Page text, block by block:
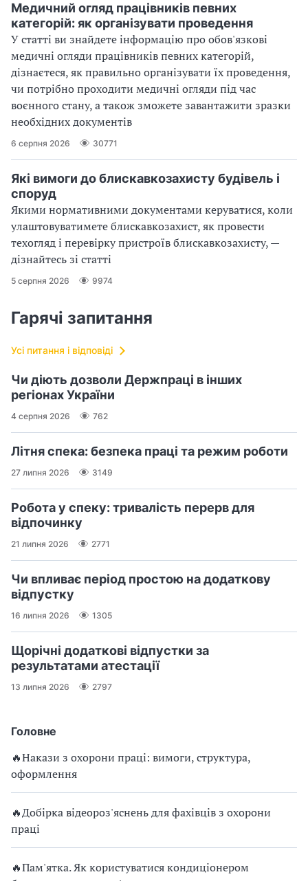
Головне
🔥Накази з охорони праці: вимоги, структура,
оформлення
🔥Добірка відеороз'яснень для фахівців з охорони
праці
🔥Пам'ятка. Як користуватися кондиціонером
Медичний огляд працівників певних
категорій: як організувати проведення
У статті ви знайдете інформацію про обов'язкові
медичні огляди працівників певних категорій,
дізнаєтеся, як правильно організувати їх проведення,
чи потрібно проходити медичні огляди під час
воєнного стану, а також зможете завантажити зразки
необхідних документів
6 серпня 2026 30771
Які вимоги до блискавкозахисту будівель і
споруд
Якими нормативними документами керуватися, коли
улаштовуватимете блискавкозахист, як провести
техогляд і перевірку пристроїв блискавкозахисту, —
дізнайтесь зі статті
5 серпня 2026 9974
Гарячі запитання
Усі питання і відповіді
Чи діють дозволи Держпраці в інших
регіонах України
4 серпня 2026 762
Літня спека: безпека праці та режим роботи
27 липня 2026 3149
Робота у спеку: тривалість перерв для
відпочинку
21 липня 2026 2771
Чи впливає період простою на додаткову
відпустку
16 липня 2026 1305
Щорічні додаткові відпустки за
результатами атестації
13 липня 2026 2797